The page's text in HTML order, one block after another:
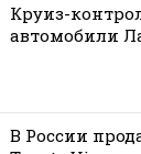
Круиз-
автомобили
В России